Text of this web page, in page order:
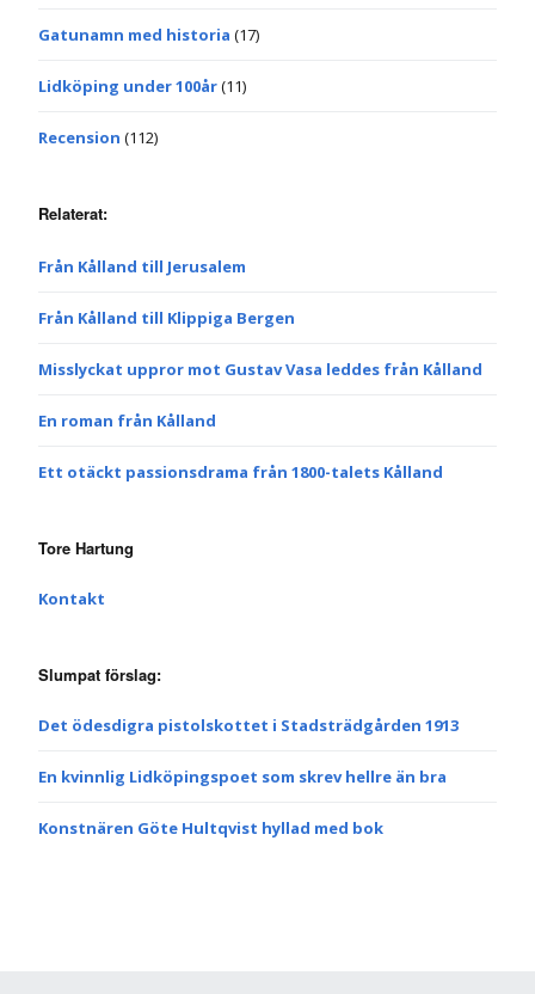
Gatunamn med historia (17)
Lidköping under 100år(11)
Recension (112)
Relaterat:
Från Kålland till Jerusalem
Från Kålland till Klippiga Bergen
Misslyckat uppror mot Gustav Vasa leddes från Kålland
En roman från Kålland
Ett otäckt passionsdrama från 1800-talets Kålland
Tore Hartung
Kontakt
Slumpat förslag:
Det ödesdigra pistolskottet i Stadsträdgården 1913
En kvinnlig Lidköpingspoet som skrev hellre än bra
Konstnären Göte Hultqvist hyllad med bok